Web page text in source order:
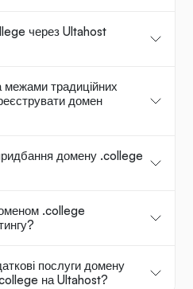
через Ultahost
межами традиційних
домен
домену .college
.college
послуги домену
на Ultahost?